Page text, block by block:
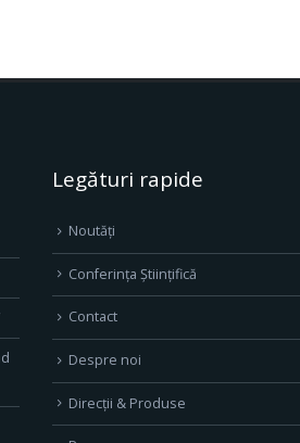
Legături rapide
Noutăți
Conferința Științifică
Contact
Despre noi
Direcţii & Produse